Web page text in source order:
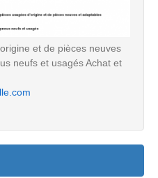
et de pièces neuves
neufs et usagés Achat et